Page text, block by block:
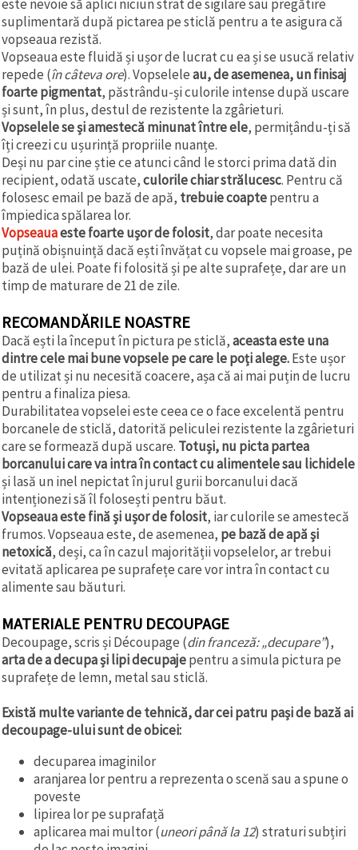
este nevoie să aplici niciun strat de sigilare sau pregătire
suplimentară după pictarea pe sticlă pentru a te asigura că
vopseaua rezistă.
Vopseaua este fluidă și ușor de lucrat cu ea și se usucă relativ
repede (în câteva ore). Vopseleleau, de asemenea, un finisaj
foarte pigmentat, păstrându-și culorile intense după uscare
și sunt, în plus, destul de rezistente la zgârieturi.
Vopselele se și amestecă minunat între ele, permițându-ți să
îți creezi cu ușurință propriile nuanțe.
Deși nu par cine știe ce atunci când le storci prima dată din
recipient, odată uscate,culorile chiar strălucesc. Pentru că
folosesc email pe bază de apă, trebuie coaptepentru a
împiedica spălarea lor.
Vopseauaeste foarte ușor de folosit, dar poate necesita
puțină obișnuință dacă ești învățat cu vopsele mai groase, pe
bază de ulei. Poate fi folosită și pe alte suprafețe, dar are un
timp de maturare de 21 de zile.
RECOMANDĂRILE NOASTRE
Dacă ești la început în pictura pe sticlă,aceasta este una
dintre cele mai bune vopsele pe care le poți alege.Este ușor
de utilizat și nu necesită coacere, așa că ai mai puțin de lucru
pentru a finaliza piesa.
Durabilitatea vopselei este ceea ce o face excelentă pentru
borcanele de sticlă, datorită peliculei rezistente la zgârieturi
care se formează după uscare. Totuși, nu picta partea
borcanului care va intra în contact cu alimentele sau lichidele
și lasă un inel nepictat în jurul gurii borcanului dacă
intenționezi să îl folosești pentru băut.
Vopseaua este fină și ușor de folosit, iar culorile se amestecă
frumos. Vopseaua este, de asemenea, pe bază de apă și
netoxică, deși, ca în cazul majorității vopselelor, ar trebui
evitată aplicarea pe suprafețe care vor intra în contact cu
alimente sau băuturi.
MATERIALE PENTRU DECOUPAGE
Decoupage, scris și Découpage (din franceză: „decupare”),
arta de a decupa și lipi decupajepentru a simula pictura pe
suprafețe de lemn, metal sau sticlă.
Există multe variante de tehnică, dar cei patru pași de bază ai
decoupage-ului sunt de obicei:
decuparea imaginilor
aranjarea lor pentru a reprezenta o scenă sau a spune o
poveste
lipirea lor pe suprafață
aplicarea mai multor (uneori până la 12) straturi subțiri